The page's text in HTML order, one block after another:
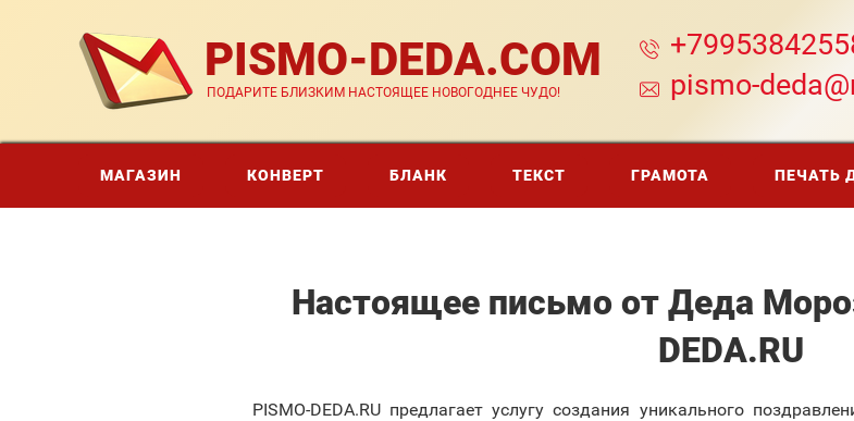
PISMO-DEDA.COM
ПОДАРИТЕ БЛИЗКИМ НАСТОЯЩЕЕ НОВОГОДНЕЕ ЧУДО!
pismo-
МАГАЗИН КОНВЕРТ БЛАНК ТЕКСТ ГРАМОТА ПЕЧАТЬ
Настоящее письмо от Деда
DEDA.RU
PISMO-DEDA.RU предлагает услугу создания уникального